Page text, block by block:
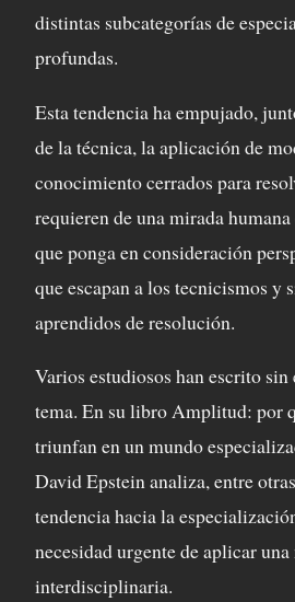
distintas subcategorías de
profundas.
Esta tendencia ha empujado,
de la técnica, la aplicación de
conocimiento cerrados para
requieren de una mirada
que ponga en consideración
que escapan a los tecnicismos y
aprendidos de resolución.
Varios estudiosos han escrito sin
tema. En su libro Amplitud: por
triunfan en un mundo
David Epstein analiza, entre
tendencia hacia la
necesidad urgente de aplicar
interdisciplinaria.